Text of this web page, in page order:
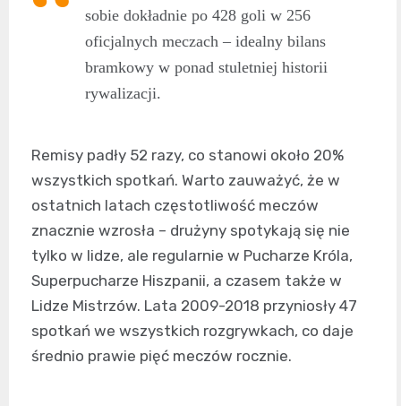
sobie dokładnie po 428 goli w 256
oficjalnych meczach – idealny bilans
bramkowy w ponad stuletniej historii
rywalizacji.
Remisy padły 52 razy, co stanowi około 20%
wszystkich spotkań. Warto zauważyć, że w
ostatnich latach częstotliwość meczów
znacznie wzrosła – drużyny spotykają się nie
tylko w lidze, ale regularnie w Pucharze Króla,
Superpucharze Hiszpanii, a czasem także w
Lidze Mistrzów. Lata 2009-2018 przyniosły 47
spotkań we wszystkich rozgrywkach, co daje
średnio prawie pięć meczów rocznie.